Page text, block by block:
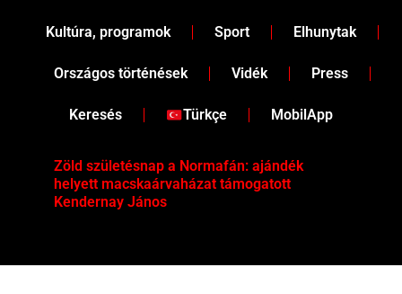
Kultúra, programok Sport Elhunytak
Országos történések Vidék Press
Keresés Türkçe MobilApp
Zöld születésnap a Normafán: ajándék
helyett macskaárvaházat támogatott
Kendernay János